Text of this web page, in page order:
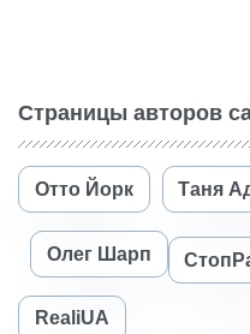
Страницы авторов
Отто Йорк Таня
Олег Шарп
RealiUA